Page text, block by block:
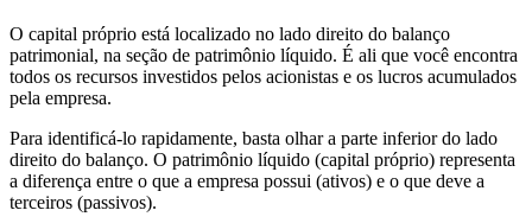
O capital próprio está localizado no lado direito do balanço
patrimonial, na seção de patrimônio líquido. É ali que você encontra
todos os recursos investidos pelos acionistas e os lucros acumulados
pela empresa.
Para identificá-lo rapidamente, basta olhar a parte inferior do lado
direito do balanço. O patrimônio líquido (capital próprio) representa
a diferença entre o que a empresa possui (ativos) e o que deve a
terceiros (passivos).